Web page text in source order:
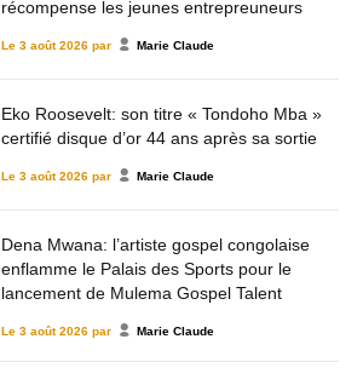
récompense les jeunes entrepreuneurs
Le 3 août 2026 par Marie Claude
Eko Roosevelt: son titre « Tondoho Mba »
certifié disque d’or 44 ans après sa sortie
Le 3 août 2026 par Marie Claude
Dena Mwana: l’artiste gospel congolaise
enflamme le Palais des Sports pour le
lancement de Mulema Gospel Talent
Le 3 août 2026 par Marie Claude